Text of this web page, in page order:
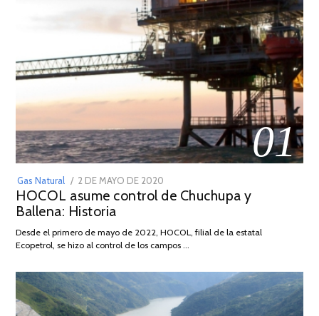
01
Gas Natural
POSTED
ON
2 DE MAYO DE 2020
DE
2026
HOCOL asume control de Chuchupa y
Ballena: Historia
Desde el primero de mayo de 2022, HOCOL, filial de la estatal
Ecopetrol, se hizo al control de los campos …